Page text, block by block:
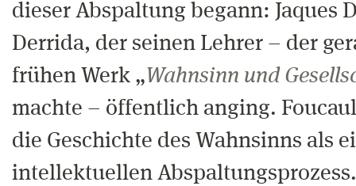
dieser Abspaltung begann: Jaques
Derrida, der seinen Lehrer – der
frühen Werk „Wahnsinn und
machte – öffentlich anging.
die Geschichte des Wahnsinns als
intellektuellen